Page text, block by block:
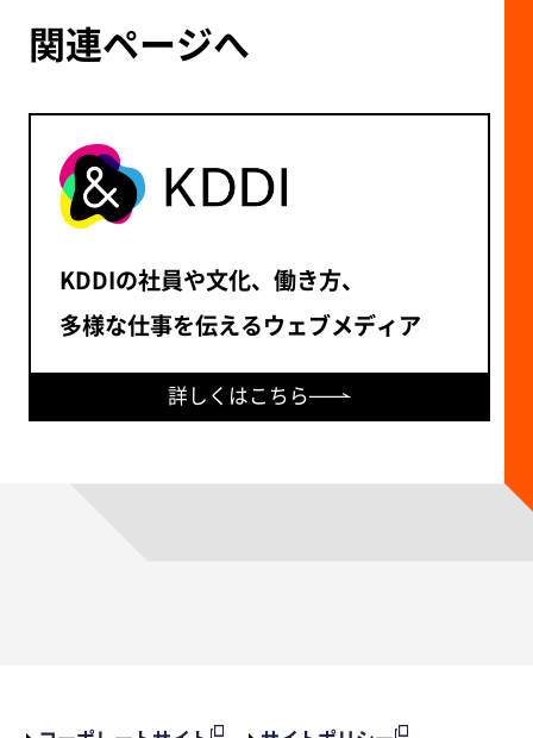
関連ページへ
KDDIの社員や文化、働き方、
多様な仕事を伝えるウェブメディア
詳しくはこちら